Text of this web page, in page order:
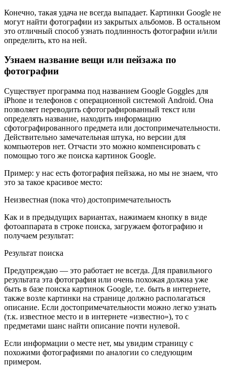
Конечно, такая удача не всегда выпадает. Картинки Google не
могут найти фотографии из закрытых альбомов. В остальном
это отличный способ узнать подлинность фотографии и/или
определить, кто на ней.
Узнаем название вещи или пейзажа по
фотографии
Существует программа под названием Google Goggles для
iPhone и телефонов с операционной системой Android. Она
позволяет переводить сфотографированный текст или
определять название, находить информацию
сфотографированного предмета или достопримечательности.
Действительно замечательная штука, но версии для
компьютеров нет. Отчасти это можно компенсировать с
помощью того же поиска картинок Google.
Пример: у нас есть фотография пейзажа, но мы не знаем, что
это за такое красивое место:
Неизвестная (пока что) достопримечательность
Как и в предыдущих вариантах, нажимаем кнопку в виде
фотоаппарата в строке поиска, загружаем фотографию и
получаем результат:
Результат поиска
Предупреждаю — это работает не всегда. Для правильного
результата эта фотография или очень похожая должна уже
быть в базе поиска картинок Google, т.е. быть в интернете,
также возле картинки на странице должно располагаться
описание. Если достопримечательности можно легко узнать
(т.к. известное место и в интернете «известно»), то с
предметами шанс найти описание почти нулевой.
Если информации о месте нет, мы увидим страницу с
похожими фотографиями по аналогии со следующим
примером.